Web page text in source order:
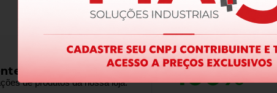
falam por nós!
de produtos da nossa loja. 100% dos